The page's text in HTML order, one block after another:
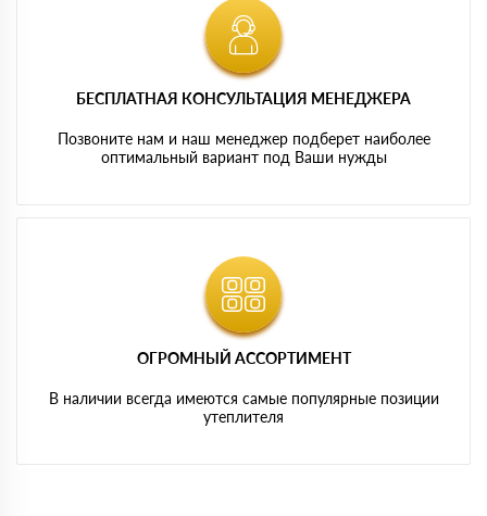
БЕСПЛАТНАЯ КОНСУЛЬТАЦИЯ МЕНЕДЖЕРА
Позвоните нам и наш менеджер подберет наиболее
оптимальный вариант под Ваши нужды
ОГРОМНЫЙ АССОРТИМЕНТ
В наличии всегда имеются самые популярные позиции
утеплителя